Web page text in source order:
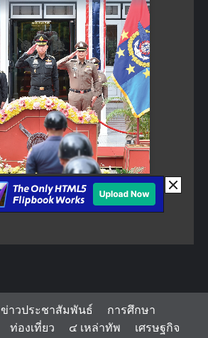
ข่าวประชาสัมพันธ์
การศึกษา
ท่องเที่ยว ๔ เหล่าทัพ เศรษฐกิจ